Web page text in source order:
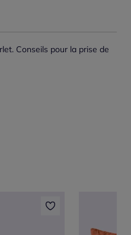
Conseils pour la prise de